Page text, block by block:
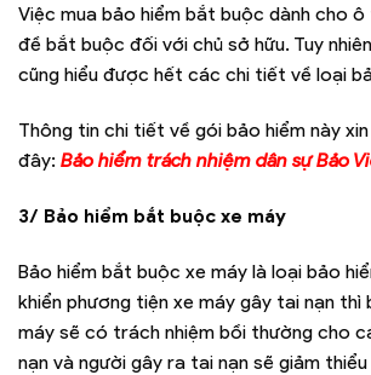
Việc mua bảo hiểm bắt buộc dành cho ô
đề bắt buộc đối với chủ sở hữu. Tuy
cũng hiểu được hết các chi tiết về loại
Thông tin chi tiết về gói bảo hiểm này
đây: Bảo hiểm trách nhiệm dân sự Bảo
3/ Bảo hiểm bắt buộc xe máy
Bảo hiểm bắt buộc xe máy là loại bảo
khiển phương tiện xe máy gây tai nạn thì
máy sẽ có trách nhiệm bồi thường cho
nạn và người gây ra tai nạn sẽ giảm